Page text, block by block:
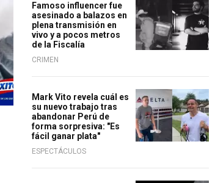
Famoso influencer fue
asesinado a balazos en
plena transmisión en
vivo y a pocos metros
de la Fiscalía
CRIMEN
Mark Vito revela cuál es
su nuevo trabajo tras
abandonar Perú de
forma sorpresiva: "Es
fácil ganar plata"
ESPECTÁCULOS